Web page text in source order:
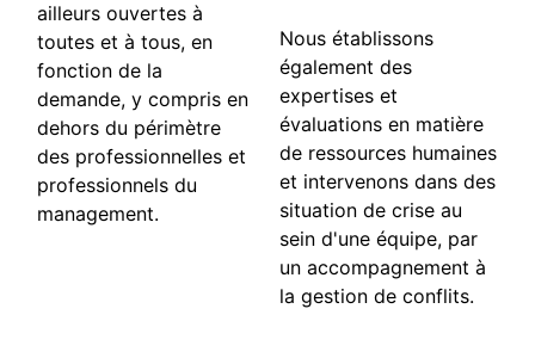
ailleurs ouvertes à
toutes et à tous, en
fonction de la
demande, y compris en
dehors du périmètre
des professionnelles et
professionnels du
management.
Nous établissons
également des
expertises et
évaluations en matière
de ressources humaines
et intervenons dans des
situation de crise au
sein d'une équipe, par
un accompagnement à
la gestion de conflits.